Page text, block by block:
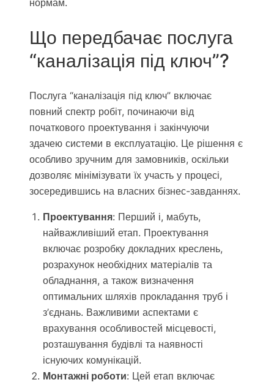
нормам.
Що передбачає послуга
“каналізація під ключ”?
Послуга “каналізація під ключ” включає
повний спектр робіт, починаючи від
початкового проектування і закінчуючи
здачею системи в експлуатацію. Це рішення є
особливо зручним для замовників, оскільки
дозволяє мінімізувати їх участь у процесі,
зосередившись на власних бізнес-завданнях.
Проектування: Перший і, мабуть,
найважливіший етап. Проектування
включає розробку докладних креслень,
розрахунок необхідних матеріалів та
обладнання, а також визначення
оптимальних шляхів прокладання труб і
з’єднань. Важливими аспектами є
врахування особливостей місцевості,
розташування будівлі та наявності
існуючих комунікацій.
Монтажні роботи: Цей етап включає